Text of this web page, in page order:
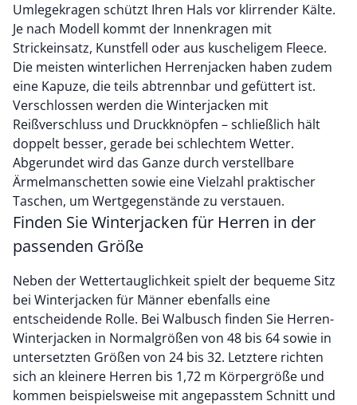
Umlegekragen schützt Ihren Hals vor klirrender Kälte.
Je nach Modell kommt der Innenkragen mit
Strickeinsatz, Kunstfell oder aus kuscheligem Fleece.
Die meisten winterlichen Herrenjacken haben zudem
eine Kapuze, die teils abtrennbar und gefüttert ist.
Verschlossen werden die Winterjacken mit
Reißverschluss und Druckknöpfen – schließlich hält
doppelt besser, gerade bei schlechtem Wetter.
Abgerundet wird das Ganze durch verstellbare
Ärmelmanschetten sowie eine Vielzahl praktischer
Taschen, um Wertgegenstände zu verstauen.
Finden Sie Winterjacken für Herren in der
passenden Größe
Neben der Wettertauglichkeit spielt der bequeme Sitz
bei Winterjacken für Männer ebenfalls eine
entscheidende Rolle. Bei Walbusch finden Sie Herren-
Winterjacken in Normalgrößen von 48 bis 64 sowie in
untersetzten Größen von 24 bis 32. Letztere richten
sich an kleinere Herren bis 1,72 m Körpergröße und
kommen beispielsweise mit angepasstem Schnitt und